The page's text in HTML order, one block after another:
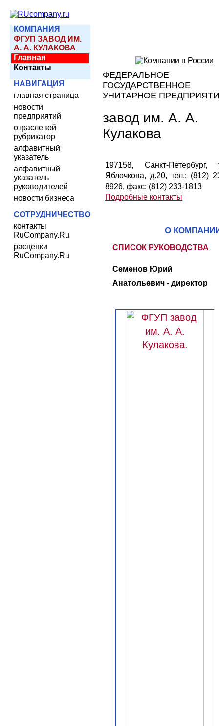
КОМПАНИЯ
ФГУП ЗАВОД ИМ.
А. А. КУЛАКОВА
Главная
Контакты
НАВИГАЦИЯ
главная страница
новости
предприятий
отраслевой
рубрикатор
алфавитный
указатель
алфавитный
указатель
руководителей
новости бизнеса
СОТРУДНИЧЕСТВО
контакты
RuCompany.Ru
расценки
RuCompany.Ru
ФЕДЕРАЛЬНОЕ
ГОСУДАРСТВЕННОЕ
УНИТАРНОЕ
завод им. А. А.
Кулакова
197158, Санкт-Петербург,
Яблочкова, д.20, тел.: (812)
8926, факс: (812) 233-1813
Подробные контакты
О
СПИСОК РУКОВОДСТВА
Семенов Юрий
Анатольевич - директор